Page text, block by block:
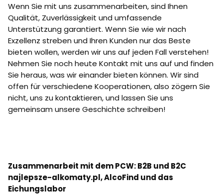
Wenn Sie mit uns zusammenarbeiten, sind Ihnen
Qualität, Zuverlässigkeit und umfassende
Unterstützung garantiert. Wenn Sie wie wir nach
Exzellenz streben und Ihren Kunden nur das Beste
bieten wollen, werden wir uns auf jeden Fall verstehen!
Nehmen Sie noch heute Kontakt mit uns auf und finden
Sie heraus, was wir einander bieten können. Wir sind
offen für verschiedene Kooperationen, also zögern Sie
nicht, uns zu kontaktieren, und lassen Sie uns
gemeinsam unsere Geschichte schreiben!
Zusammenarbeit mit dem PCW: B2B und B2C
najlepsze-alkomaty.pl, AlcoFind und das
Eichungslabor